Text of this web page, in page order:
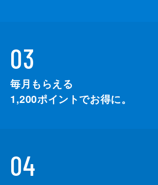
03
毎月もらえる
1,200ポイントでお得に。
04